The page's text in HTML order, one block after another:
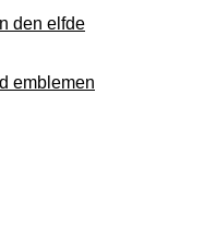
den elfde
emblemen